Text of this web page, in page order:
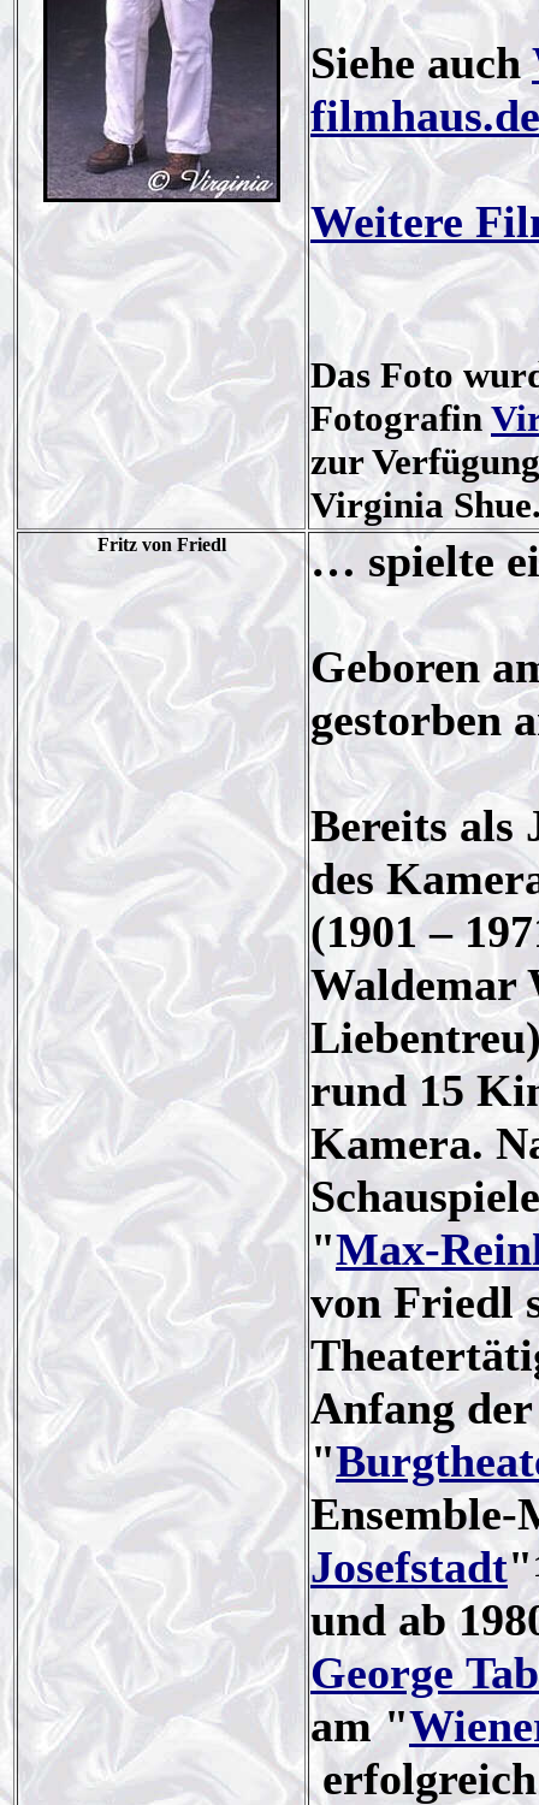
Siehe auch
filmhaus.de
Weitere
Das Foto
Fotografin
zur
Virginia
Fritz von Friedl … spielte
Geboren
gestorben
Bereits als
des
(1901 –
Waldemar
rund 15
Kamera.
"Max-
von Friedl
Anfang
"
Josefstadt"
und ab
George
am "
erfolgreich